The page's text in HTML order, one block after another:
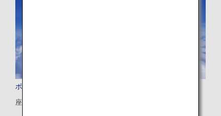
ボーイング787-8 (788)
座数：240/184席